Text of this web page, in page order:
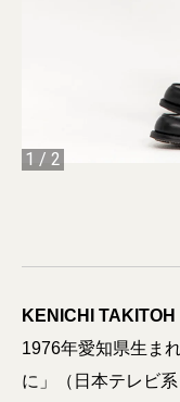
1 / 2
KENICHI TAKITOH
1976年愛知県生ま
に」（日本テレビ